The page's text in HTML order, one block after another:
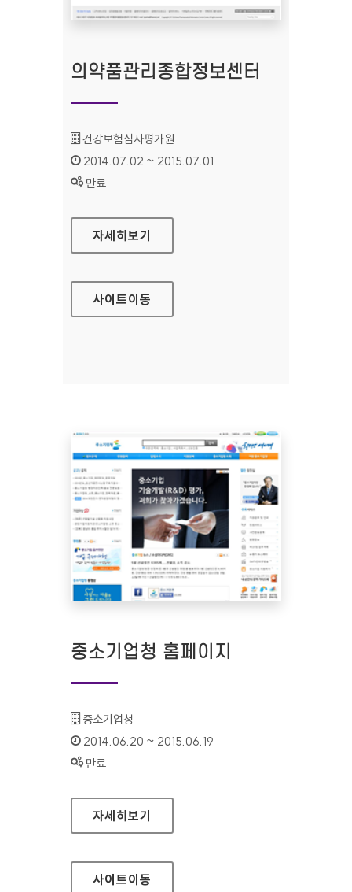
의약품관리종합정보센터
기관명 :
건강보험심사평가원
인증기간 :
2014.07.02 ~ 2015.07.01
상태 :
만료
의약품관리종합정보센터
자세히보기
사이트이동
중소기업청 홈페이지
기관명 :
중소기업청
인증기간 :
2014.06.20 ~ 2015.06.19
상태 :
만료
중소기업청 홈페이지
자세히보기
사이트이동